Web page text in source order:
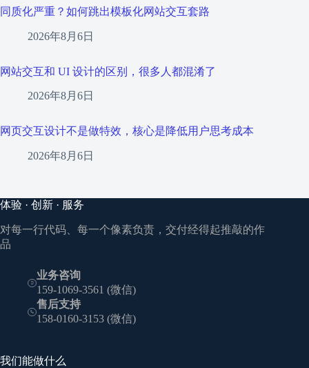
同质化严重？如何跳出模板化网站交互套路
2026年8月6日
网站交互和 UI 设计的区别，很多人都混淆了
2026年8月6日
网页交互设计不是做特效，核心是降低用户思考成本
2026年8月6日
体验 · 创新 · 服务
对每一行代码、每一个像素负责，交付经得起推敲的作
品
业务咨询
159-1069-3561 (微信)
售后支持
158-0160-3153 (微信)
我们能做什么